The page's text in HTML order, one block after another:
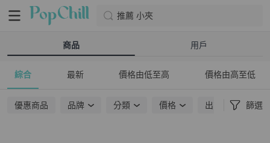
推薦 小夾
商品 用戶
綜合 最新 價格由低至高 價格由高至低
優惠商品 品牌 分類 價格 出貨地點 篩選